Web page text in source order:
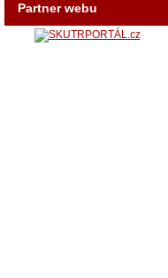
Partner webu